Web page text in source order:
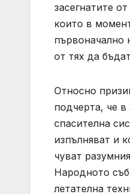
засегнатите
които в
първоначално
от тях да
Относно
подчерта, че в
спасителна
изпълняват и
чуват
Народното
летателна